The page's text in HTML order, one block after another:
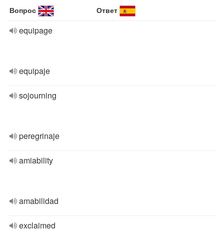
Вопрос Ответ
equipage
equipaje
sojourning
peregrinaje
amiability
amabilidad
exclaimed